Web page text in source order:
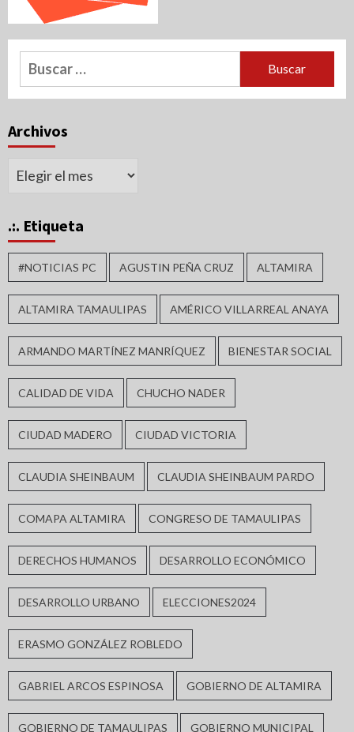
Buscar:
Archivos
Archivos
.:. Etiqueta
#NOTICIAS PC AGUSTIN PEÑA CRUZ ALTAMIRA
ALTAMIRA TAMAULIPAS AMÉRICO VILLARREAL ANAYA
ARMANDO MARTÍNEZ MANRÍQUEZ BIENESTAR SOCIAL
CALIDAD DE VIDA CHUCHO NADER
CIUDAD MADERO CIUDAD VICTORIA
CLAUDIA SHEINBAUM CLAUDIA SHEINBAUM PARDO
COMAPA ALTAMIRA CONGRESO DE TAMAULIPAS
DERECHOS HUMANOS DESARROLLO ECONÓMICO
DESARROLLO URBANO ELECCIONES2024
ERASMO GONZÁLEZ ROBLEDO
GABRIEL ARCOS ESPINOSA GOBIERNO DE ALTAMIRA
GOBIERNO DE TAMAULIPAS GOBIERNO MUNICIPAL